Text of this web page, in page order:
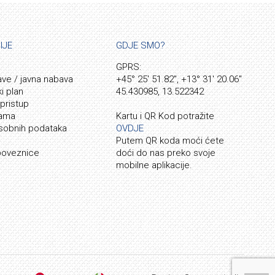
/ javna nabava
plan
podataka
GDJE SMO?
GPRS:
+45° 25' 51.82", +13° 31' 20.06"
45.430985, 13.522342
Kartu i QR Kod potražite
OVDJE
Putem QR koda moći ćete
doći do nas preko svoje
mobilne aplikacije.